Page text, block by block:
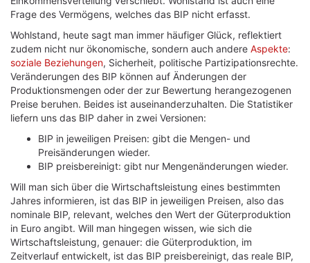
Frage des Vermögens, welches das BIP nicht erfasst.
Wohlstand, heute sagt man immer häufiger Glück, reflektiert
zudem nicht nur ökonomische, sondern auch andere Aspekte:
soziale Beziehungen, Sicherheit, politische Partizipationsrechte.
Veränderungen des BIP können auf Änderungen der
Produktionsmengen oder der zur Bewertung herangezogenen
Preise beruhen. Beides ist auseinanderzuhalten. Die Statistiker
liefern uns das BIP daher in zwei Versionen:
BIP in jeweiligen Preisen: gibt die Mengen- und
Preisänderungen wieder.
BIP preisbereinigt: gibt nur Mengenänderungen wieder.
Will man sich über die Wirtschaftsleistung eines bestimmten
Jahres informieren, ist das BIP in jeweiligen Preisen, also das
nominale BIP, relevant, welches den Wert der Güterproduktion
in Euro angibt. Will man hingegen wissen, wie sich die
Wirtschaftsleistung, genauer: die Güterproduktion, im
Zeitverlauf entwickelt, ist das BIP preisbereinigt, das reale BIP,